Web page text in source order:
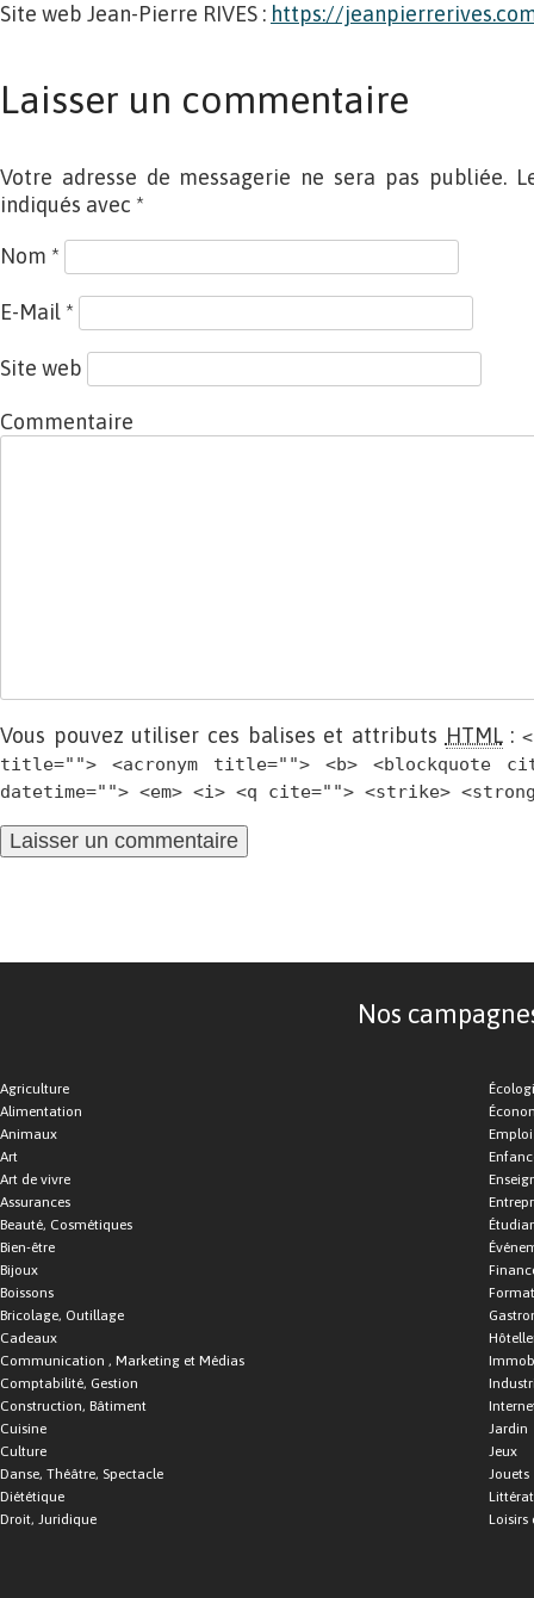
Site web Jean-Pierre RIVES : https://
Laisser un commentaire
Votre adresse de messagerie ne sera pas publiée.
indiqués avec *
Nom *
E-Mail *
Site web
Commentaire
Vous pouvez utiliser ces balises et attributs HTML:
title=""> <acronym title=""> <b> <blockquote
datetime=""> <em> <i> <q cite=""> <strike>
Nos
Agriculture
Alimentation
Animaux
Art
Art de vivre
Assurances
Beauté, Cosmétiques
Bien-être
Bijoux
Boissons
Bricolage, Outillage
Cadeaux
Communication , Marketing et Médias
Comptabilité, Gestion
Construction, Bâtiment
Cuisine
Culture
Danse, Théâtre, Spectacle
Diététique
Droit, Juridique
Emploi
Jardin
Jeux
Jouets
Loisirs